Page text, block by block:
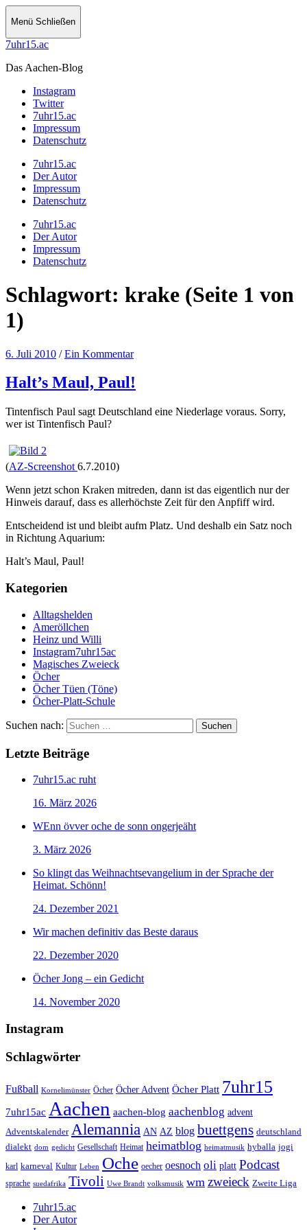
Menü Schließen
7uhr15.ac
Das Aachen-Blog
Instagram
Twitter
7uhr15.ac
Impressum
Datenschutz
7uhr15.ac
Der Autor
Impressum
Datenschutz
7uhr15.ac
Der Autor
Impressum
Datenschutz
Schlagwort: krake (Seite 1 von
1)
6. Juli 2010 / Ein Kommentar
Halt’s Maul, Paul!
Tintenfisch Paul sagt Deutschland eine Niederlage voraus. Sorry,
wer ist Tintenfisch Paul?
(AZ-Screenshot 6.7.2010)
Wenn jetzt schon Kraken mitreden, dann ist das eigentlich nur der
Hinweis darauf, dass es allerhöchste Zeit für den Anpfiff wird.
Entscheidend ist und bleibt aufm Platz. Und deshalb ein Satz noch
in Richtung Aquarium:
Halt’s Maul, Paul!
Kategorien
Alltagshelden
Ameröllchen
Heinz und Willi
Instagram7uhr15ac
Magisches Zweieck
Öcher
Öcher Tüen (Töne)
Öcher-Platt-Schule
Suchen nach:
Letzte Beiträge
7uhr15.ac ruht
16. März 2026
WEnn övver oche de sonn ongerjeäht
3. März 2026
So klingt das Weihnachtsevangelium in der Sprache der
Heimat. Schönn!
24. Dezember 2021
Wir machen definitiv das Beste daraus
22. Dezember 2020
Öcher Jong – ein Gedicht
14. November 2020
Instagram
Schlagwörter
Fußball Kornelimünster Öcher Öcher Advent Öcher Platt 7uhr15
7uhr15ac Aachen aachen-blog aachenblog advent
Adventskalender Alemannia AN AZ blog buettgens deutschland
dialekt dom gedicht Gesellschaft Heimat heimatblog heimatmusik hyballa jogi
karl karneval Kultur Leben Oche oecher oesnoch oli platt Podcast
sprache suedafrika Tivoli Uwe Brandt volksmusik wm zweieck Zweite Liga
7uhr15.ac
Der Autor